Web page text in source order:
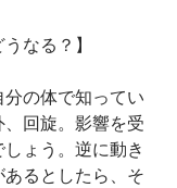
なる？】
の体で知ってい
回旋。影響を受
ょう。逆に動き
るとしたら、そ